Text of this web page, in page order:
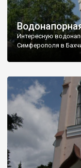
Интересную
Симферополя в